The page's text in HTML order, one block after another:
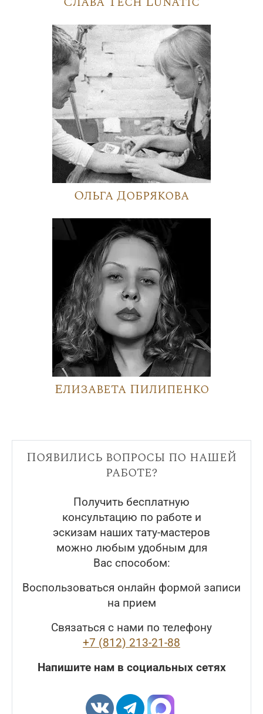
Ольга Добрякова
Елизавета Пилипенко
Появились вопросы по нашей
работе?
Получить бесплатную
консультацию по работе и
эскизам наших тату-мастеров
можно любым удобным для
Вас способом:
Воспользоваться онлайн формой записи
на прием
Связаться с нами по телефону
+7 (812) 213-21-88
Напишите нам в социальных сетях